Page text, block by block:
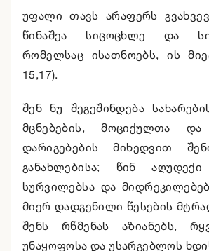
უფალი თავს არაფერს
წინაშეა სიცოცხლე და
რომელსაც ისათნოებს, ის
15,17).
შენ ნუ შეგეშინდება
მცნებების, მოციქულთა
დარიგებების მიხედვით
განახლებისა; წინ
სურვილებსა და
მიერ დადგენილი წესების
შენს რწმენას აზიანებს,
უნაყოფოსა და უსარგებლოს